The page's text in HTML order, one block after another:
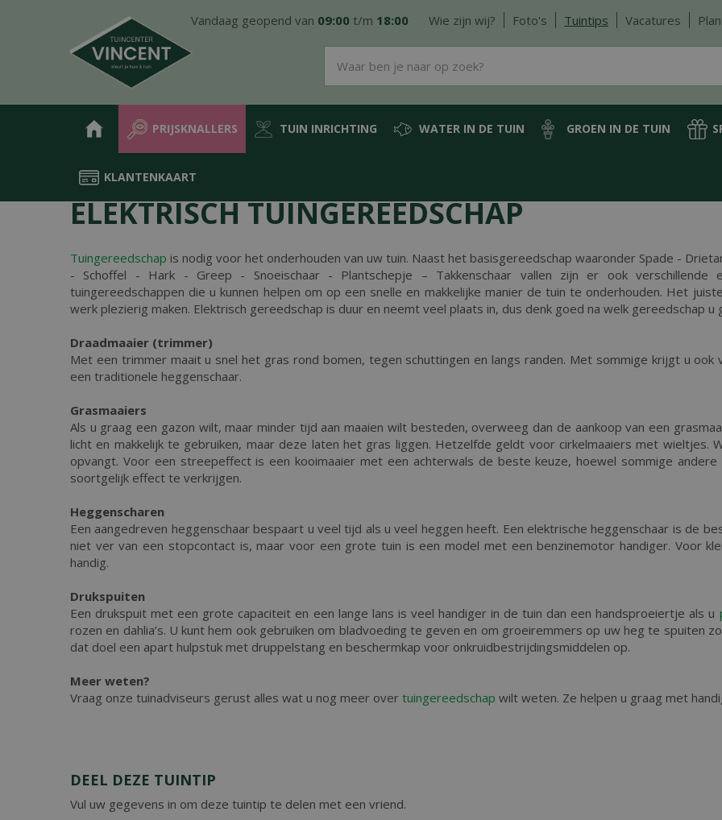
Home Tuintips Elektrisch tuingereedschap
Vandaag geopend van 09:00 t/m 18:00 Wie zijn wij? Foto's Tuintips Vacatures
PRIJSKNALLERS TUIN INRICHTING WATER IN DE TUIN GROEN IN DE TUIN
KLANTENKAART
ELEKTRISCH TUINGEREEDSCHAP
Tuingereedschap is nodig voor het onderhouden van uw tuin. Naast het basisgereedschap waaronder Spade -
- Schoffel - Hark - Greep - Snoeischaar - Plantschepje – Takkenschaar vallen zijn er ook verschillende
tuingereedschappen die u kunnen helpen om op een snelle en makkelijke manier de tuin te onderhouden. Het
werk plezierig maken. Elektrisch gereedschap is duur en neemt veel plaats in, dus denk goed na welk gereedschap
Draadmaaier (trimmer)
Met een trimmer maait u snel het gras rond bomen, tegen schuttingen en langs randen. Met sommige krijgt u ook
een traditionele heggenschaar.
Grasmaaiers
Als u graag een gazon wilt, maar minder tijd aan maaien wilt besteden, overweeg dan de aankoop van een
licht en makkelijk te gebruiken, maar deze laten het gras liggen. Hetzelfde geldt voor cirkelmaaiers met wieltjes.
opvangt. Voor een streepeffect is een kooimaaier met een achterwals de beste keuze, hoewel sommige
soortgelijk effect te verkrijgen.
Heggenscharen
Een aangedreven heggenschaar bespaart u veel tijd als u veel heggen heeft. Een elektrische heggenschaar is de
niet ver van een stopcontact is, maar voor een grote tuin is een model met een benzinemotor handiger. Voor
handig.
Drukspuiten
Een drukspuit met een grote capaciteit en een lange lans is veel handiger in de tuin dan een handsproeiertje als u
rozen en dahlia’s. U kunt hem ook gebruiken om bladvoeding te geven en om groeiremmers op uw heg te spuiten
dat doel een apart hulpstuk met druppelstang en beschermkap voor onkruidbestrijdingsmiddelen op.
Meer weten?
Vraag onze tuinadviseurs gerust alles wat u nog meer over tuingereedschap wilt weten. Ze helpen u graag met
DEEL DEZE TUINTIP
Vul uw gegevens in om deze tuintip te delen met een vriend.